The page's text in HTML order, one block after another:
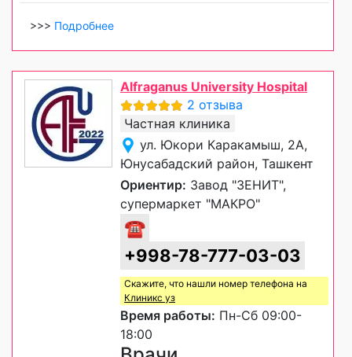
>>> Подробнее
Alfraganus University Hospital
2 отзыва
Частная клиника
ул. Юкори Каракамыш, 2А,
Юнусабадский район, Ташкент
Ориентир: Завод "ЗЕНИТ",
супермаркет "МАКРО"
☎
+998-78-777-03-03
Скажите, что нашли номер телефона на
Клиникс уз
Время работы: Пн-Сб 09:00-
18:00